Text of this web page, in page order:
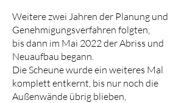
Weitere zwei Jahren der Planung und
Genehmigungsverfahren folgten,
bis dann im Mai 2022 der Abriss und
Neuaufbau begann.
Die Scheune wurde ein weiteres Mal
komplett entkernt, bis nur noch die
Außenwände übrig blieben,